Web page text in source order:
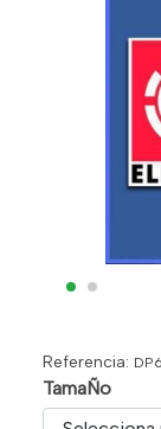
Referencia:
TamaÑo